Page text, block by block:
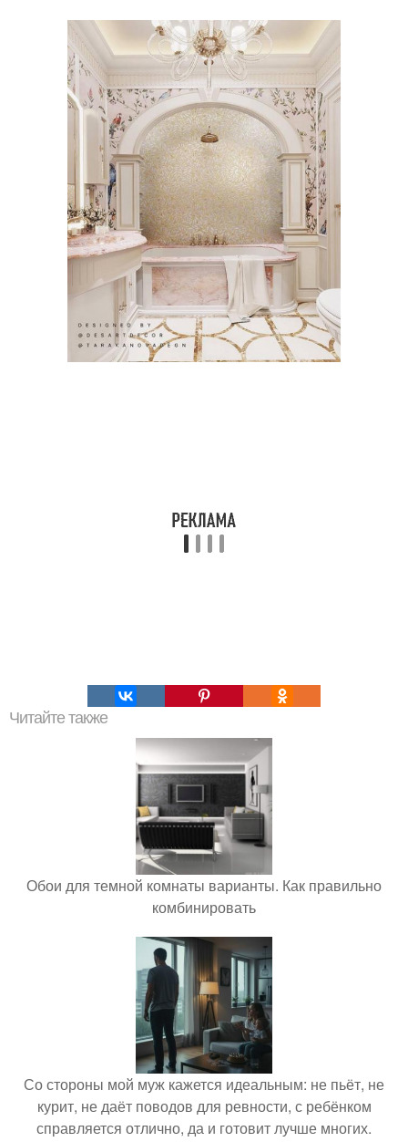
Читайте также
Обои для темной комнаты варианты. Как правильно
комбинировать
Со стороны мой муж кажется идеальным: не пьёт, не
курит, не даёт поводов для ревности, с ребёнком
справляется отлично, да и готовит лучше многих.